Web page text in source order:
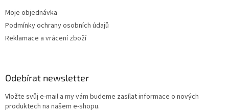
Moje objednávka
Podmínky ochrany osobních údajů
Reklamace a vrácení zboží
Odebírat newsletter
Vložte svůj e-mail a my vám budeme zasílat informace o nových
produktech na našem e-shopu.